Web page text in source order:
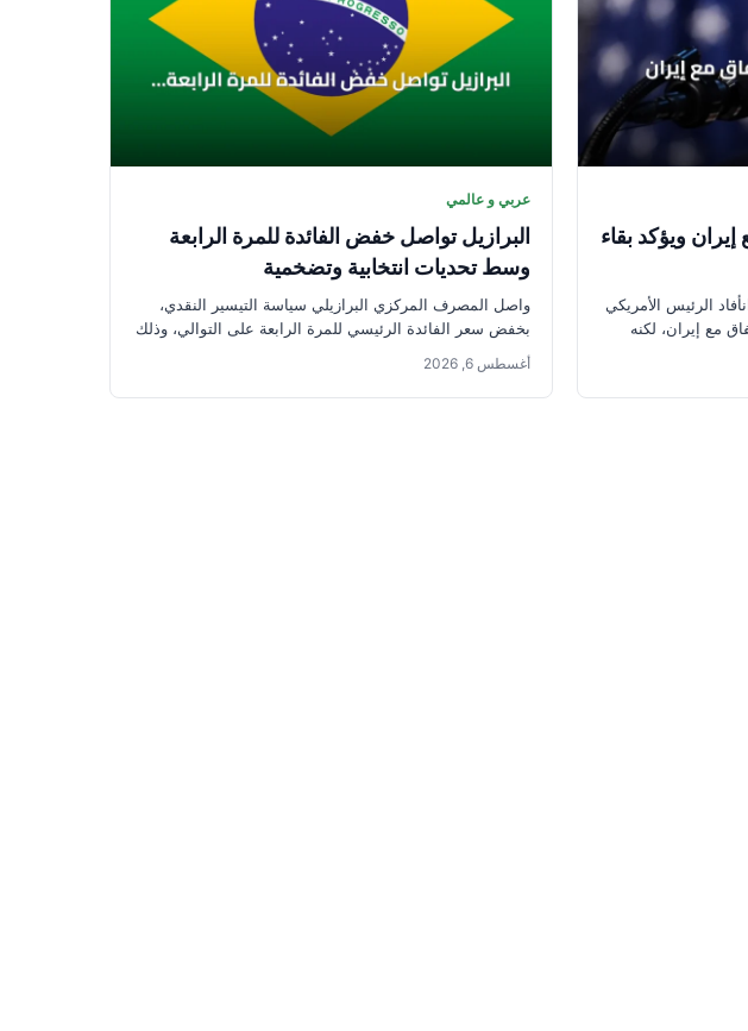
ويؤكد بقاء
الرئيس الأمريكي
مع إيران، لكنه
عربي و عالمي
البرازيل تواصل خفض الفائدة للمرة الرابعة
وسط تحديات انتخابية وتضخمية
واصل المصرف المركزي البرازيلي سياسة التيسير النقدي،
بخفض سعر الفائدة الرئيسي للمرة الرابعة على التوالي، وذلك
قبل شهرين فقط من...
أغسطس 6, 2026